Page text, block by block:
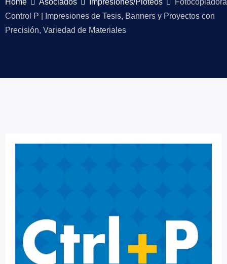
Home Asociados Impresiones/Ploteos
Fotocopiadora
Control P | Impresiones de Tesis, Banners y Proyectos con
Precisión, Variedad de Materiales